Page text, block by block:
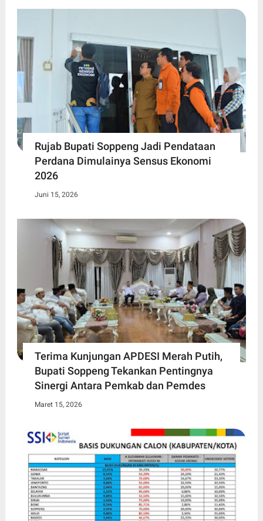
Rujab Bupati Soppeng Jadi Pendataan
Perdana Dimulainya Sensus Ekonomi
2026
Juni 15, 2026
Terima Kunjungan APDESI Merah Putih,
Bupati Soppeng Tekankan Pentingnya
Sinergi Antara Pemkab dan Pemdes
Maret 15, 2026